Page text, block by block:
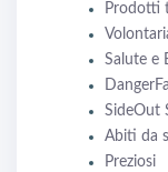
Prodotti
Salute e
SideOut
Abiti da
Preziosi